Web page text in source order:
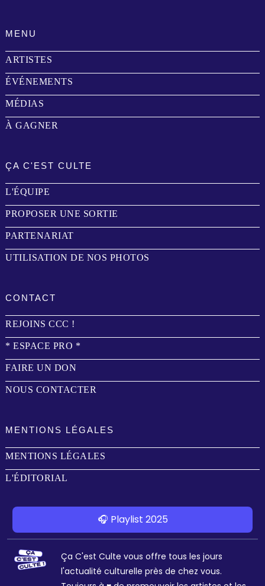
MENU
ARTISTES
ÉVÉNEMENTS
MÉDIAS
À GAGNER
ÇA C'EST CULTE
L'ÉQUIPE
PROPOSER UNE SORTIE
PARTENARIAT
UTILISATION DE NOS PHOTOS
CONTACT
REJOINS CCC !
* ESPACE PRO *
FAIRE UN DON
NOUS CONTACTER
MENTIONS LÉGALES
MENTIONS LÉGALES
L'ÉDITORIAL
🎧 Playlist 2025
Ça C'est Culte vous offre tous les jours
l'actualité culturelle près de chez vous.